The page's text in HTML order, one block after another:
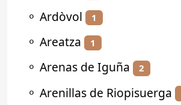
⚬ Ardòvol 1
⚬ Areatza 1
⚬ Arenas de Iguña 2
⚬ Arenillas de Riopisuerga